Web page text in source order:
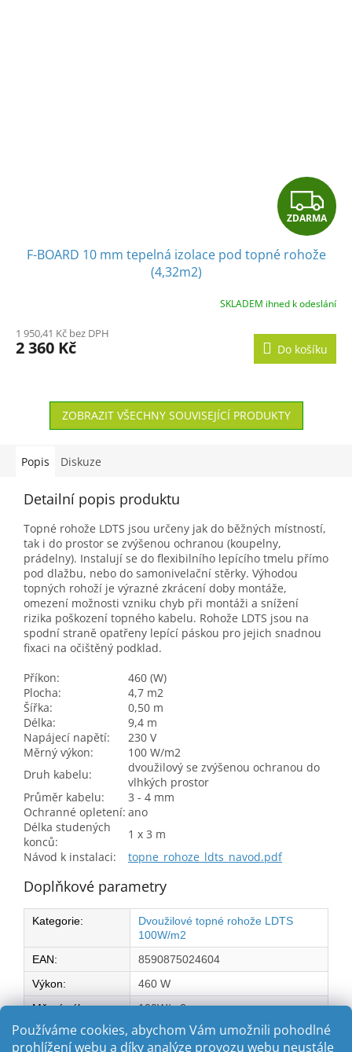
Používáme cookies, abychom Vám umožnili pohodlné
prohlížení webu a díky analýze provozu webu neustále
Z
D
A
R
M
A
ZDARMA
F-BOARD 10 mm tepelná izolace pod topné rohože
(4,32m2)
SKLADEM ihned k odeslání
1 950,41 Kč bez DPH
2 360 Kč Do košíku
ZOBRAZIT VŠECHNY SOUVISEJÍCÍ PRODUKTY
Popis Diskuze
Detailní popis produktu
Topné rohože LDTS jsou určeny jak do běžných místností,
tak i do prostor se zvýšenou ochranou (koupelny,
prádelny). Instalují se do flexibilního lepícího tmelu přímo
pod dlažbu, nebo do samonivelační stěrky. Výhodou
topných rohoží je výrazné zkrácení doby montáže,
omezení možnosti vzniku chyb při montáži a snížení
rizika poškození topného kabelu. Rohože LDTS jsou na
spodní straně opatřeny lepící páskou pro jejich snadnou
fixaci na očištěný podklad.
Příkon:
460 (W)
Plocha:
4,7 m2
Šířka:
0,50 m
Délka:
9,4 m
Napájecí napětí:
230 V
Měrný výkon:
100 W/m2
Druh kabelu:
dvoužilový se zvýšenou ochranou do
vlhkých prostor
Průměr kabelu:
3 - 4 mm
Ochranné opletení: ano
Délka studených
konců:
1 x 3 m
Návod k instalaci:
topne_rohoze_ldts_navod.pdf
Doplňkové parametry
Kategorie:
Dvoužilové topné rohože LDTS
100W/m2
EAN:
8590875024604
Výkon:
460 W
Měrný výkon na
m2:
100W/m2